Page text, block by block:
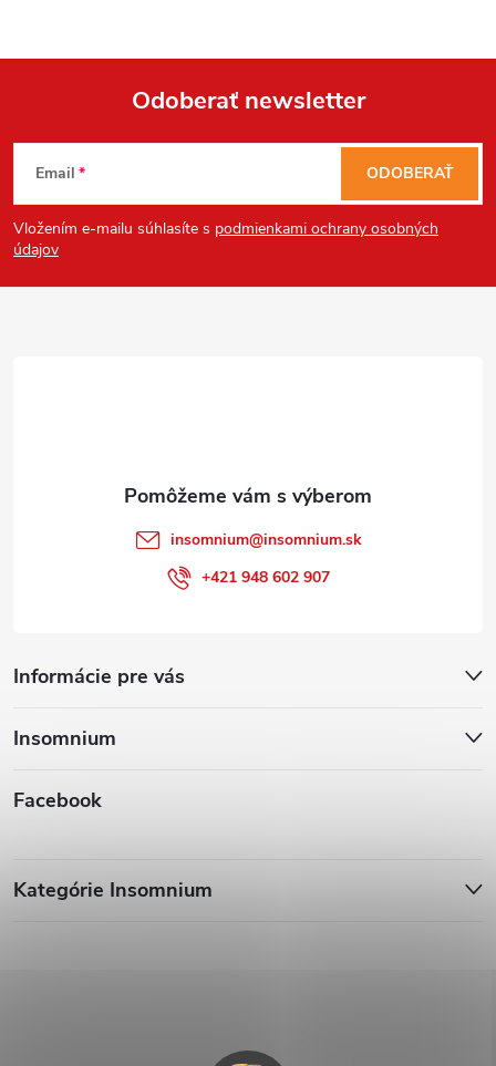
Z
á
p
Odoberať newsletter
Email
Vložením e-mailu súhlasíte s podmienkami ochrany osobných
údajov
ODOBERAŤ
Informácie pre vás
Insomnium
Facebook
insomnium@insomnium.sk
+421 948 602 907
Kategórie Insomnium
Powered by chaterimo